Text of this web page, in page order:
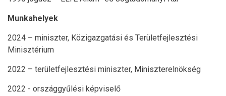
Munkahelyek
2024 – miniszter, Közigazgatási és Területfejlesztési
Minisztérium
2022 – területfejlesztési miniszter, Miniszterelnökség
2022 - országgyűlési képviselő